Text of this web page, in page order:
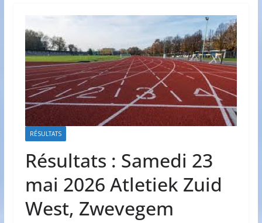
RÉSULTATS
Résultats : Samedi 23
mai 2026 Atletiek Zuid
West, Zwevegem